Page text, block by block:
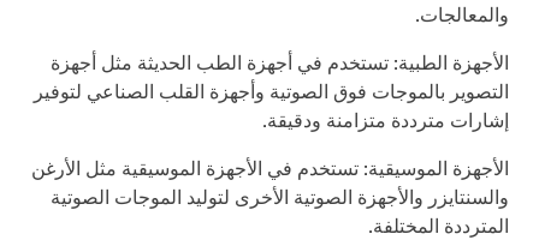
والمعالجات.
الأجهزة الطبية: تستخدم في أجهزة الطب الحديثة مثل أجهزة
التصوير بالموجات فوق الصوتية وأجهزة القلب الصناعي لتوفير
إشارات مترددة متزامنة ودقيقة.
الأجهزة الموسيقية: تستخدم في الأجهزة الموسيقية مثل الأرغن
والسنتايزر والأجهزة الصوتية الأخرى لتوليد الموجات الصوتية
المترددة المختلفة.